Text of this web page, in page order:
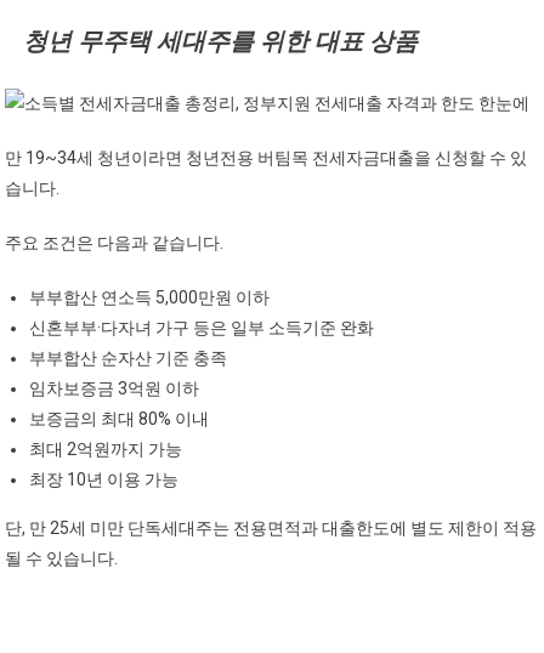
청년 무주택 세대주를 위한 대표 상품
만 19~34세 청년이라면 청년전용 버팀목 전세자금대출을 신청할 수 있
습니다.
주요 조건은 다음과 같습니다.
부부합산 연소득 5,000만원 이하
신혼부부·다자녀 가구 등은 일부 소득기준 완화
부부합산 순자산 기준 충족
임차보증금 3억원 이하
보증금의 최대 80% 이내
최대 2억원까지 가능
최장 10년 이용 가능
단, 만 25세 미만 단독세대주는 전용면적과 대출한도에 별도 제한이 적용
될 수 있습니다.